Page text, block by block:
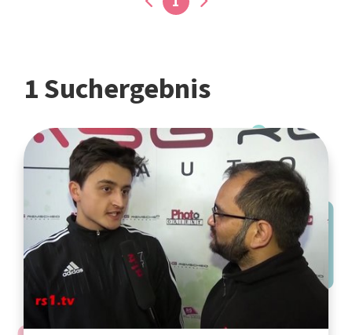
1 Suchergebnis